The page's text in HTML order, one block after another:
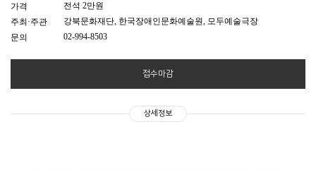
가격
전석 2만원
주최·주관
강북문화재단, 한국장애인문화예술원, 모두예술극장
문의
02-994-8503
접수마감
상세정보